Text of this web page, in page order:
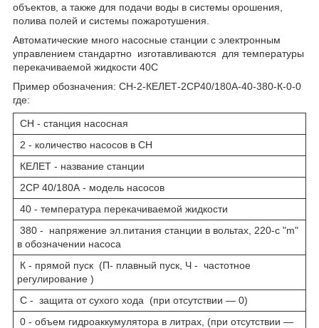
объектов, а также для подачи воды в системы орошения,
полива полей и системы пожаротушения.
Автоматические много насосные станции с электронным
управлением стандартно изготавливаются для температуры
перекачиваемой жидкости 40С
Пример обозначения: СН-2-КЕЛЕТ-2СР40/180А-40-380-К-0-0
где:
СН - станция насосная
2 - количество насосов в СН
КЕЛЕТ - название станции
2CP 40/180A - модель насосов
40 - температура перекачиваемой жидкости
380 - напряжение эл.питания станции в вольтах, 220-с "m"
в обозначении насоса
К - прямой пуск (П- плавный пуск, Ч - частотное
регулирование )
С - защита от сухого хода (при отсутствии — 0)
0 - объем гидроаккумулятора в литрах, (при отсутствии —